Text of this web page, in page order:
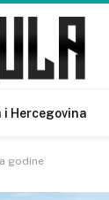
i Hercegovina
godine